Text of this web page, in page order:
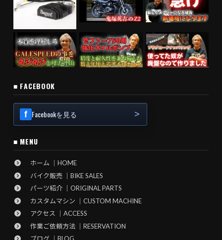
■ FACEBOOK
Facebookを見る
■ MENU
ホーム ｜HOME
バイク販売 ｜BIKE SALES
パーツ紹介 ｜ORIGINAL PARTS
カスタムマシン ｜CUSTOM MACHINE
アクセス ｜ACCESS
作業ご依頼方法 ｜RESERVATION